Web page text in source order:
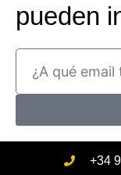
pueden
+34